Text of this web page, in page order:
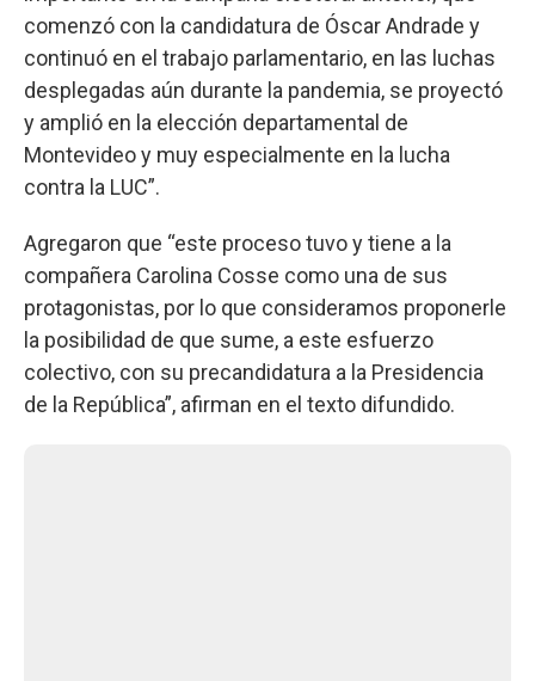
comenzó con la candidatura de Óscar Andrade y
continuó en el trabajo parlamentario, en las luchas
desplegadas aún durante la pandemia, se proyectó
y amplió en la elección departamental de
Montevideo y muy especialmente en la lucha
contra la LUC”.
Agregaron que “este proceso tuvo y tiene a la
compañera Carolina Cosse como una de sus
protagonistas, por lo que consideramos proponerle
la posibilidad de que sume, a este esfuerzo
colectivo, con su precandidatura a la Presidencia
de la República”, afirman en el texto difundido.